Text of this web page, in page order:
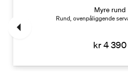
Myre rund
Rund, ovenpåliggende
kr 4 390